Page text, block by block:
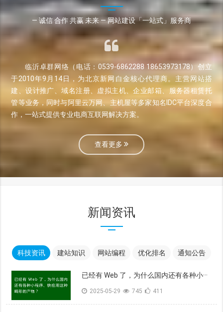
— 诚信 合作 共赢 未来 — 网站建设「一站式」服务商
临沂卓群网络（电话：0539-6862288 18653973178）创立
于2010年9月14日，为北京新网白金核心代理商。主营网站搭
建、设计推广、域名注册、虚拟主机、企业邮箱、服务器租赁托
管等业务，同时与阿里云万网、主机屋等多家知名IDC平台深度合
作，一站式提供专业电商互联网解决方案。
查看更多
新闻资讯
科技资讯 建站知识 网站编程 优化排名 通知公告
已经有 Web 了，为什么国内还有各种小···
2025-05-29 745 411